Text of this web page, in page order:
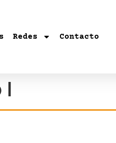
Redes Contacto